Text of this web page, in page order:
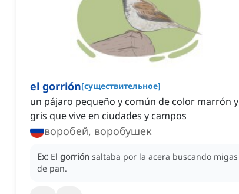
el gorrión[существительное]
un pájaro pequeño y común de color marrón y
gris que vive en ciudades y campos
воробей, воробушек
Ex: El gorrión saltaba por la acera buscando migas
de pan.